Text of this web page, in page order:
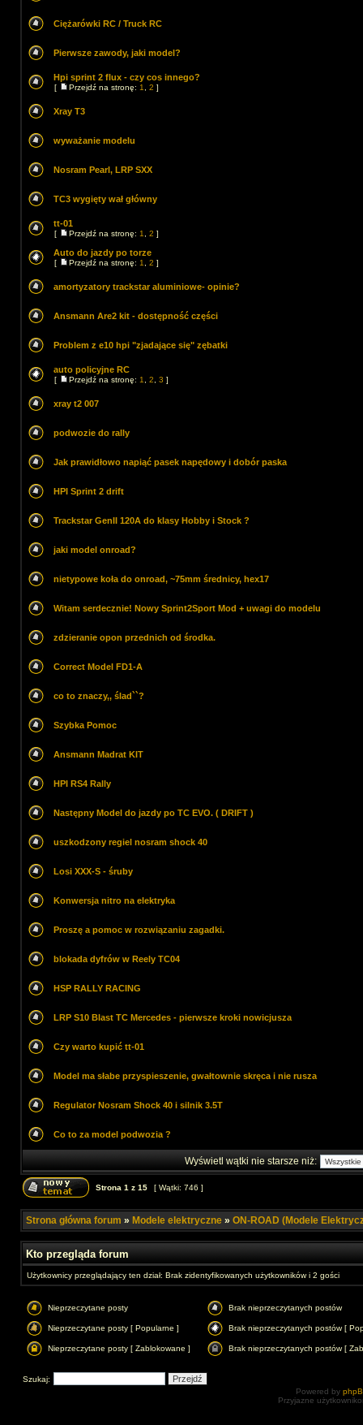
Ciężarówki RC / Truck RC
Pierwsze zawody, jaki model?
Hpi sprint 2 flux - czy cos innego?
[ Przejdź na stronę: 1 2 ]
Xray T3
wyważanie modelu
Nosram Pearl, LRP SXX
TC3 wygięty wał główny
tt-01
[ Przejdź na stronę: 1 2 ]
Auto do jazdy po torze
[ Przejdź na stronę: 1 2 ]
amortyzatory trackstar aluminiowe- opinie?
Ansmann Are2 kit - dostępność części
Problem z e10 hpi "zjadające się" zębatki
auto policyjne RC
[ Przejdź na stronę: 1 2 3 ]
xray t2 007
podwozie do rally
Jak prawidłowo napiąć pasek napędowy i dobór paska
HPI Sprint 2 drift
Trackstar GenII 120A do klasy Hobby i Stock ?
jaki model onroad?
nietypowe koła do onroad, ~75mm średnicy, hex17
Witam serdecznie! Nowy Sprint2Sport Mod + uwagi do modelu
zdzieranie opon przednich od środka.
Correct Model FD1-A
co to znaczy,, ślad``?
Szybka Pomoc
Ansmann Madrat KIT
HPI RS4 Rally
Następny Model do jazdy po TC EVO. ( DRIFT )
uszkodzony regiel nosram shock 40
Losi XXX-S - śruby
Konwersja nitro na elektryka
Proszę a pomoc w rozwiązaniu zagadki.
blokada dyfrów w Reely TC04
HSP RALLY RACING
LRP S10 Blast TC Mercedes - pierwsze kroki nowicjusza
Czy warto kupić tt-01
Model ma słabe przyspieszenie, gwałtownie skręca i nie rusza
Regulator Nosram Shock 40 i silnik 3.5T
Co to za model podwozia ?
Wyświetl wątki nie starsze niż:
Strona 1 z 15 [ Wątki: 746 ]
Strona główna forum » Modele elektryczne » ON-ROAD (Modele
Kto przegląda forum
Użytkownicy przeglądający ten dział: Brak zidentyfikowanych użytkowników i 2 gości
Nieprzeczytane posty Brak nieprzeczytanych postów
Nieprzeczytane posty [ Popularne ] Brak nieprzeczytanych postów [
Nieprzeczytane posty [ Zablokowane ] Brak nieprzeczytanych postów [
Szukaj:
Powered by
Przyjazne